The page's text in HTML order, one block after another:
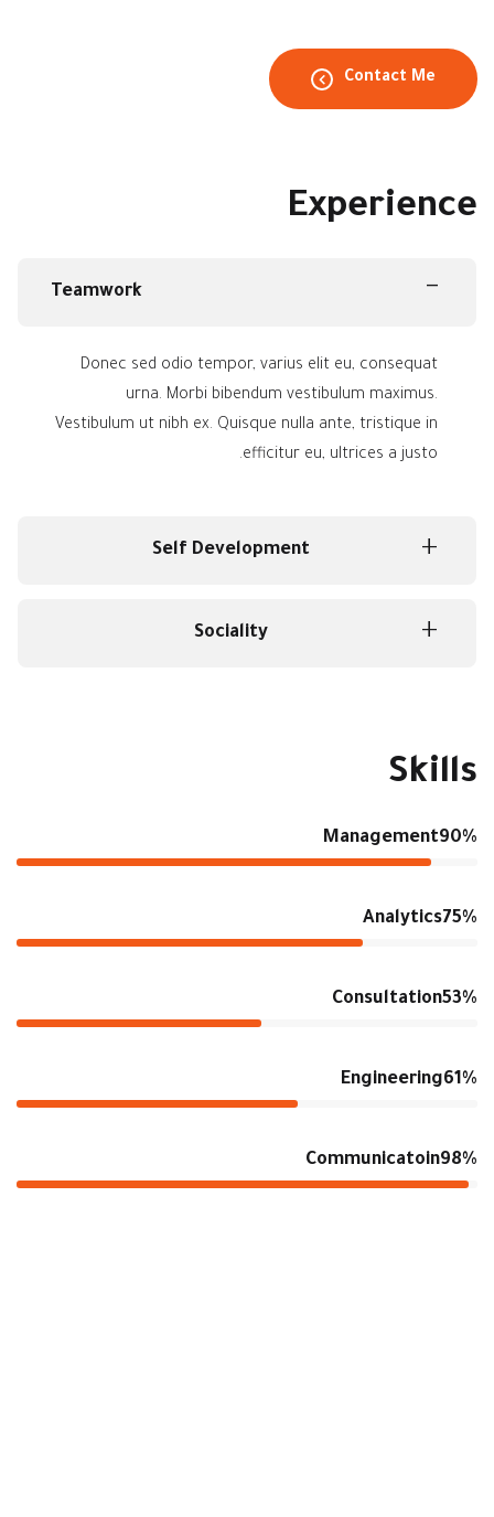
Contact Me
Experience
Teamwork
Donec sed odio tempor, varius elit eu, consequat
urna. Morbi bibendum vestibulum maximus.
Vestibulum ut nibh ex. Quisque nulla ante, tristique in
efficitur eu, ultrices a justo.
Self Development
Sociality
Skills
Management90%
Analytics75%
Consultation53%
Engineering61%
Communicatoin98%